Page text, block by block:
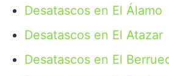
Desatascos en El Álamo
Desatascos en El Atazar
Desatascos en El